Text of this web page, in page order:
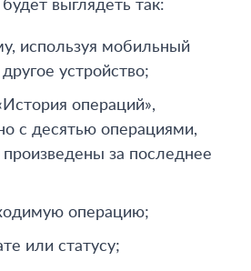
выглядеть так:
используя мобильный
устройство;
операций»,
с десятью операциями,
за последнее
операцию;
или статусу;